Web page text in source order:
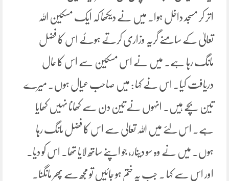
اتر کر مسجد داخل ہوا۔ میں نے دیکھا کہ ایک مسکین اللہ
تعالیٰ کے سامنے گریہ وزاری کرتے ہوئے اس کا فضل
مانگ رہا ہے۔ میں نے اس مسکین سے اس کا حال
دریافت کیا۔ اس نے کہا : میں صاحب عیال ہوں۔ میرے
تین بچے ہیں۔ انہوں نے تین دن سے کھانا نہیں کھایا
ہے۔ اس لئے میں اللہ تعالی سے اس کا فضل مانگ رہا
ہوں۔ میں نے وہ سو دینار، جو اپنے ساتھ لایا تھا۔ اس کو دیا۔
اور اس سے کہا ۔ جب یہ ختم ہو جائیں تو مجھ سے پھر مانگنا۔